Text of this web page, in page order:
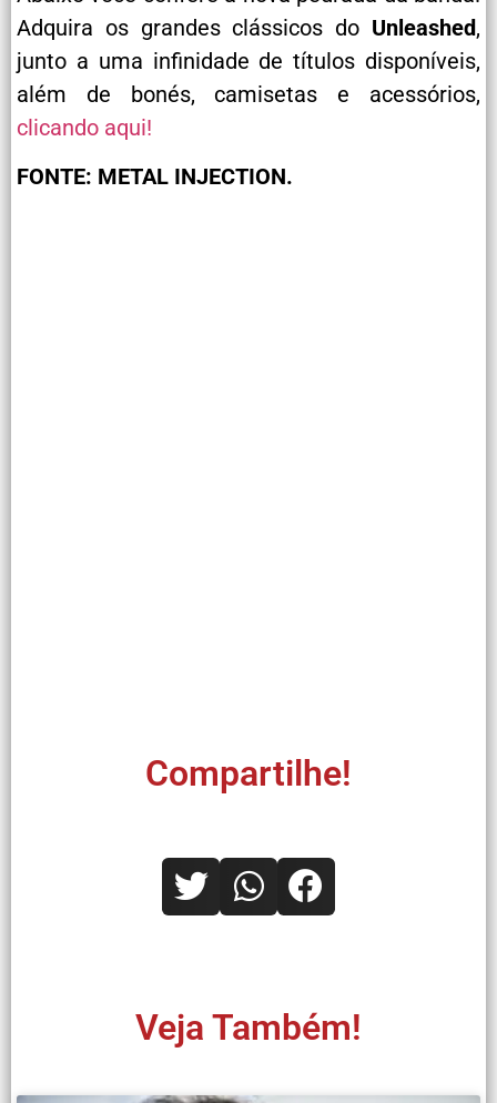
Adquira os grandes clássicos do Unleashed,
junto a uma infinidade de títulos disponíveis,
além de bonés, camisetas e acessórios,
clicando aqui!
FONTE: METAL INJECTION.
Compartilhe!
Veja Também!